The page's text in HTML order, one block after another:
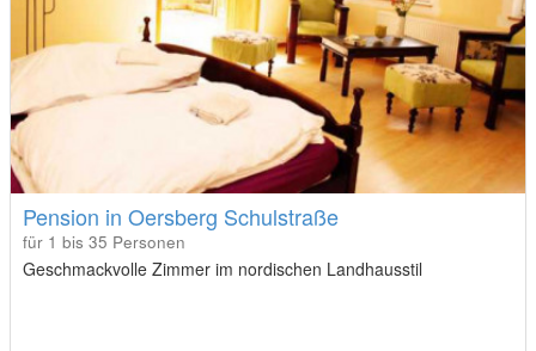
Pension in Oersberg Schulstraße
für 1 bis 35 Personen
Geschmackvolle Zimmer im nordischen Landhausstil